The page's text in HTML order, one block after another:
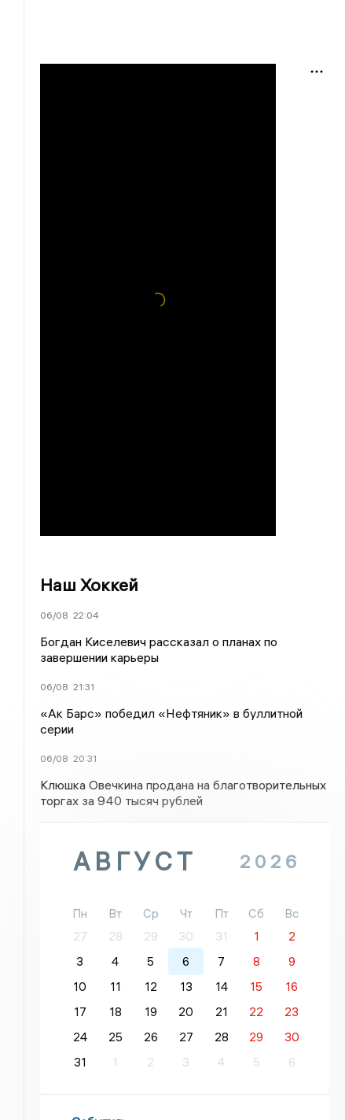
Наш Хоккей
06/08 22:04
Богдан Киселевич рассказал о планах по
завершении карьеры
06/08 21:31
«Ак Барс» победил «Нефтяник» в буллитной
серии
06/08 20:31
Клюшка Овечкина продана на благотворительных
торгах за 940 тысяч рублей
АВГУСТ 2026
Пн Вт Ср Чт Пт Сб
Вс
27
28 29 30 31 1
2
3
4 5 6 7 8
9
10
11 12 13 14 15
16
17
18 19 20 21 22
23
24
25 26 27 28 29
30
31
1 2 3 4 5 6